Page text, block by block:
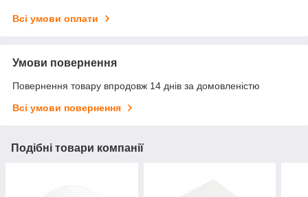
Всі умови оплати
Умови повернення
Повернення товару впродовж 14 днів за домовленістю
Всі умови повернення
Подібні товари компанії